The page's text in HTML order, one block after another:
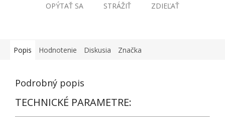
OPÝTAŤ SA STRÁŽIŤ ZDIEĽAŤ
Popis Hodnotenie Diskusia Značka
Podrobný popis
TECHNICKÉ PARAMETRE: